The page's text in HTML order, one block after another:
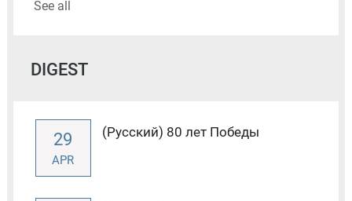
See all
DIGEST
29
APR
(Русский) 80 лет Победы